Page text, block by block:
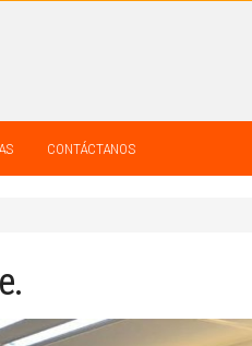
CONTÁCTANOS